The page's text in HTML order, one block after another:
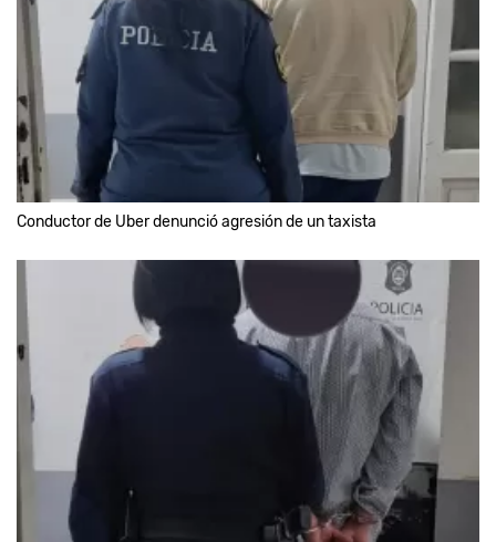
Conductor de Uber denunció agresión de un taxista